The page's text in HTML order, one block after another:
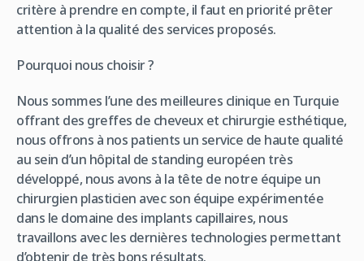
critère à prendre en compte, il faut en priorité prêter
attention à la qualité des services proposés.
Pourquoi nous choisir ?
Nous sommes l’une des meilleures clinique en Turquie
offrant des greffes de cheveux et chirurgie esthétique,
nous offrons à nos patients un service de haute qualité
au sein d’un hôpital de standing européen très
développé, nous avons à la tête de notre équipe un
chirurgien plasticien avec son équipe expérimentée
dans le domaine des implants capillaires, nous
travaillons avec les dernières technologies permettant
d’obtenir de très bons résultats.